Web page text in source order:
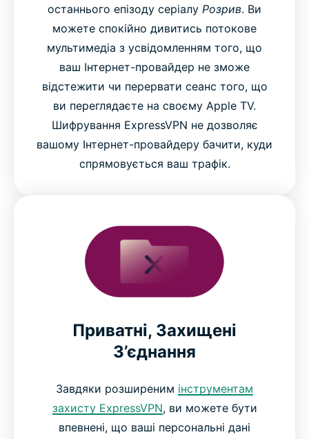
останнього епізоду серіалу Розрив. Ви
можете спокійно дивитись потокове
мультимедіа з усвідомленням того, що
ваш Інтернет-провайдер не зможе
відстежити чи перервати сеанс того, що
ви переглядаєте на своєму Apple TV.
Шифрування ExpressVPN не дозволяє
вашому Інтернет-провайдеру бачити, куди
спрямовується ваш трафік.
Приватні, Захищені
З’єднання
Завдяки розширеним інструментам
захисту ExpressVPN, ви можете бути
впевнені, що ваші персональні дані